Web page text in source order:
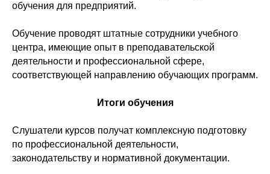
обучения для предприятий.
Обучение проводят штатные сотрудники учебного
центра, имеющие опыт в преподавательской
деятельности и профессиональной сфере,
соответствующей направлению обучающих программ.
Итоги обучения
Слушатели курсов получат комплексную подготовку
по профессиональной деятельности,
законодательству и нормативной документации.